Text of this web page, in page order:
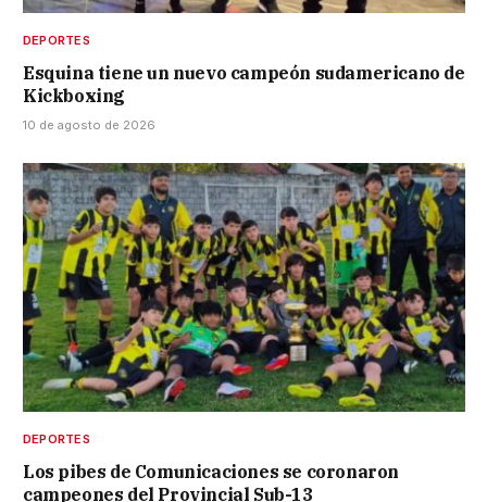
DEPORTES
Esquina tiene un nuevo campeón sudamericano de
Kickboxing
10 de agosto de 2026
DEPORTES
Los pibes de Comunicaciones se coronaron
campeones del Provincial Sub-13